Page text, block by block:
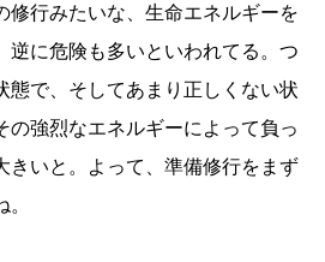
修行みたいな、生命エネルギーを
逆に危険も多いといわれてる。つ
態で、そしてあまり正しくない状
の強烈なエネルギーによって負っ
きいと。よって、準備修行をまず